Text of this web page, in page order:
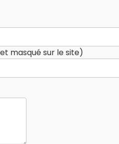
masqué sur le site)